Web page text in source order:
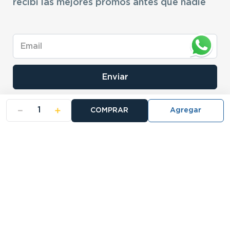
＋
－ COMPRAR
recibí las mejores promos antes que nadie
Enviar